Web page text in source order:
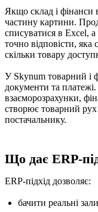
Якщо склад і фінанси
частину картини.
списуватися в Excel,
точно відповісти, яка
скільки товару
У Skynum товарний і
документи та
взаєморозрахунки,
створює товарний
постачальнику.
Що дає ERP-
ERP-підхід дозволяє:
бачити реальні